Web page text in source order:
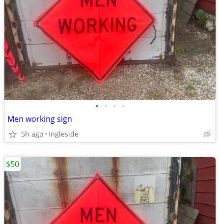
• • • •
Men working sign
5h ago Ingleside
$50